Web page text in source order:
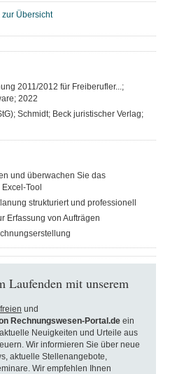
zur Übersicht
2011/2012 für Freiberufler...;
2022
Schmidt; Beck juristischer Verlag;
und überwachen Sie das
Tool
strukturiert und professionell
Erfassung von Aufträgen
Laufenden mit unserem
und
Rechnungswesen-Portal.de ein
Neuigkeiten und Urteile aus
Wir informieren Sie über neue
aktuelle Stellenangebote,
Wir empfehlen Ihnen